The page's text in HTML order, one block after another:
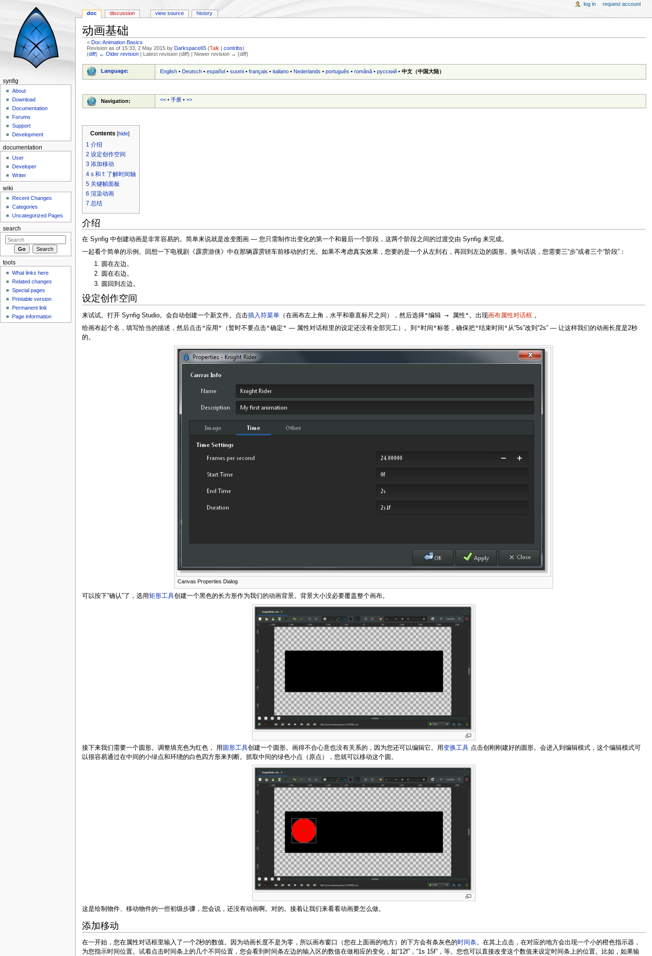
动画基础
<Doc:Animation Basics
Revision as of 15:33, 2 May 2015 byDarkspace65 (Talk |contribs)
(diff) ← Older revision | Latest revision (diff) | Newer revision → (diff)
Language: English •Deutsch •español •suomi •français •italiano •Nederlands •português •română •русский •中文（中国大陆）‎
Navigation: << •手册 •>>
Contents [hide]
1 介绍
2 设定创作空间
3 添加移动
4 s 和 f: 了解时间轴
5 关键帧面板
6 渲染动画
7 总结
介绍
在 Synfig 中创建动画是非常容易的。简单来说就是改变图画 — 您只需制作出变化的第一个和最后一个阶段，这两个阶段之间的过渡交由 Synfig 来完成。
一起看个简单的示例。回想一下电视剧《霹雳游侠》中在那辆霹雳轿车前移动的灯光。如果不考虑真实效果，您要的是一个从左到右，再回到左边的圆形。换句话说，您需要三“步”或者三个“阶段”：
圆在左边。
圆在右边。
圆回到左边。
设定创作空间
来试试。打开 Synfig Studio。会自动创建一个新文件。点击插入符菜单（在画布左上角，水平和垂直标尺之间），然后选择"编辑 → 属性" 。出现画布属性对话框。
给画布起个名，填写恰当的描述，然后点击"应用" （暂时不要点击"确定" — 属性对话框里的设定还没有全部完工）。到 "时间"标签，确保把"结束时间" 从“5s”改到“2s” — 让这样我们的动画长度是2秒
的。
Canvas Properties Dialog
可以按下“确认”了，选用矩形工具创建一个黑色的长方形作为我们的动画背景。背景大小没必要覆盖整个画布。
接下来我们需要一个圆形。调整填充色为红色， 用 圆形工具创建一个圆形。画得不合心意也没有关系的，因为您还可以编辑它。用变换工具点击创刚刚建好的圆形。会进入到编辑模式，这个编辑模式可
以很容易通过在中间的小绿点和环绕的白色四方形来判断。抓取中间的绿色小点（原点），您就可以移动这个圆。
这是绘制物件、移动物件的一些初级步骤，您会说，还没有动画啊。对的。接着让我们来看看动画要怎么做。
添加移动
在一开始，您在属性对话框里输入了一个2秒的数值。因为动画长度不是为零，所以画布窗口（您在上面画的地方）的下方会有条灰色的时间条。在其上点击，在对应的地方会出现一个小的橙色指示器，
为您指示时间位置。试着点击时间条上的几个不同位置，您会看到时间条左边的输入区的数值在做相应的变化，如“12f”，“1s 15f”，等。您也可以直接改变这个数值来设定时间条上的位置。比如，如果输
doc discussion view source history
log in request account
synfig
About
Download
Documentation
Forums
Support
Development
documentation
User
Developer
Writer
wiki
Recent Changes
Categories
Uncategorized Pages
search
tools
What links here
Related changes
Special pages
Printable version
Permanent link
Page information